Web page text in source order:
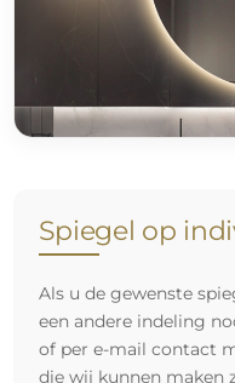
Spiegel op
Als u de gewenste
een andere indeling
of per e-mail contact
die wij kunnen maken